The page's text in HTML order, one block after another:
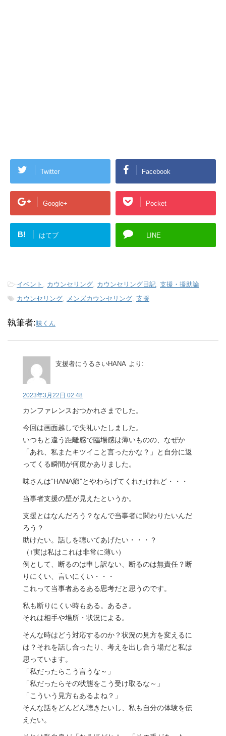
Twitter Facebook
Google+ Pocket
B! はてブ LINE
-イベント , カウンセリング, カウンセリング日記, 支援・援助論
-カウンセリング, メンズカウンセリング, 支援
執筆者:味くん
支援者にうるさいHANA より:
2023年3月22日 02:48
カンファレンスおつかれさまでした。
今回は画面越しで失礼いたしました。
いつもと違う距離感で臨場感は薄いものの、なぜか
「あれ、私またキツイこと言ったかな？」と自分に返
ってくる瞬間が何度かありました。
味さんは”HANA節”とやわらげてくれたけれど・・・
当事者支援の壁が見えたというか。
支援とはなんだろう？なんで当事者に関わりたいんだ
ろう？
助けたい。話しを聴いてあげたい・・・？
（↑実は私はこれは非常に薄い）
例として、断るのは申し訳ない、断るのは無責任？断
りにくい、言いにくい・・・
これって当事者あるある思考だと思うのです。
私も断りにくい時もある。あるさ。
それは相手や場所・状況による。
そんな時はどう対応するのか？状況の見方を変えるに
は？それを話し合ったり、考えを出し合う場だと私は
思っています。
「私だったらこう言うな～」
「私だったらその状態をこう受け取るな～」
「こういう見方もあるよね？」
そんな話をどんどん聴きたいし、私も自分の体験を伝
えたい。